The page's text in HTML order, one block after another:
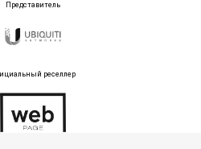
Представитель
реселлер